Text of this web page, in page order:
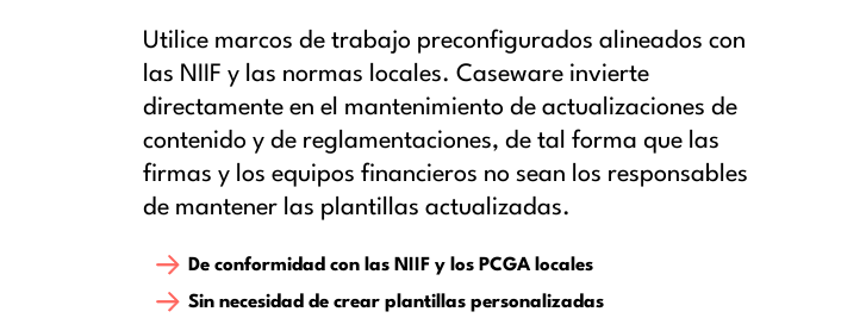
Utilice marcos de trabajo preconfigurados alineados con
las NIIF y las normas locales. Caseware invierte
directamente en el mantenimiento de actualizaciones de
contenido y de reglamentaciones, de tal forma que las
firmas y los equipos financieros no sean los responsables
de mantener las plantillas actualizadas.
De conformidad con las NIIF y los PCGA locales
Sin necesidad de crear plantillas personalizadas